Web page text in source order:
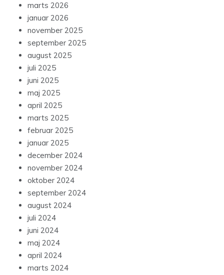
marts 2026
januar 2026
november 2025
september 2025
august 2025
juli 2025
juni 2025
maj 2025
april 2025
marts 2025
februar 2025
januar 2025
december 2024
november 2024
oktober 2024
september 2024
august 2024
juli 2024
juni 2024
maj 2024
april 2024
marts 2024